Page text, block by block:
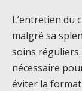
L’entretien du
malgré sa
soins
nécessaire
éviter la